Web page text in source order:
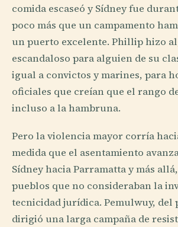
comida escaseó y Sídney fue
poco más que un campamento
un puerto excelente. Phillip hizo
escandaloso para alguien de su
igual a convictos y marines, para
oficiales que creían que el rango
incluso a la hambruna.
Pero la violencia mayor corría
medida que el asentamiento
Sídney hacia Parramatta y más
pueblos que no consideraban la
tecnicidad jurídica. Pemulwuy, del
dirigió una larga campaña de